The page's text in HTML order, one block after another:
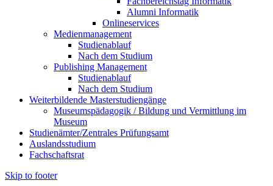
Alumni Informatik
Onlineservices
Medienmanagement
Studienablauf
Nach dem Studium
Publishing Management
Studienablauf
Nach dem Studium
Weiterbildende Masterstudiengänge
Museumspädagogik / Bildung und Vermittlung im
Museum
Studienämter/Zentrales Prüfungsamt
Auslandsstudium
Fachschaftsrat
Skip to footer